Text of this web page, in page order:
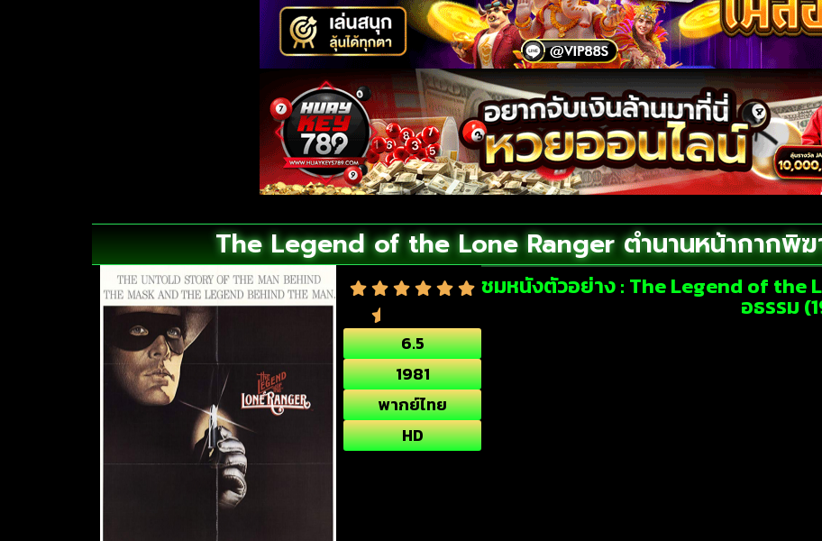
The Legend of the Lone Ranger ตำนานหน้ากากพิฆ
6.5
1981
พากย์ไทย
HD
ชมหนังตัวอย่าง : The Legend of the
อธรรม